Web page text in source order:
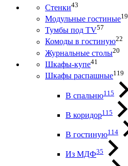
Стенки43
Модульные гостиные19
Тумбы под ТV57
Комоды в гостиную22
Журнальные столы20
Шкафы-купе41
Шкафы распашные119
В спальню115
В коридор115
В гостиную114
Из МДФ35